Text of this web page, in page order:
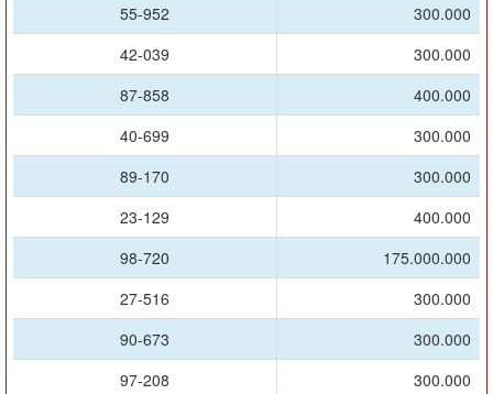
55-952
300.000
42-039
300.000
87-858
400.000
40-699
300.000
89-170
300.000
23-129
400.000
98-720
175.000.000
27-516
300.000
90-673
300.000
97-208
300.000